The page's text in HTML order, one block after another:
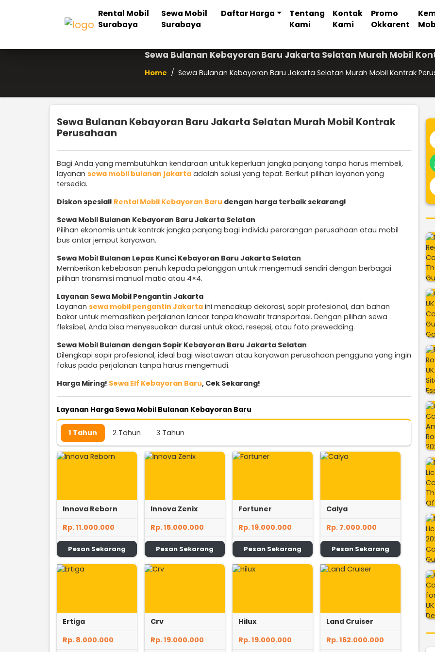
Rental Mobil
Surabaya
Sewa Mobil
Surabaya
Daftar Harga
Tentang
Kami
Kontak
Kami
Promo
Okkarent
Sewa Bulanan Kebayoran Baru Jakarta Selatan Murah Mobil
Home / Sewa Bulanan Kebayoran Baru Jakarta Selatan Murah Mobil Kontrak
Sewa Bulanan Kebayoran Baru Jakarta Selatan Murah Mobil Kontrak
Perusahaan
Bagi Anda yang membutuhkan kendaraan untuk keperluan jangka panjang tanpa harus membeli,
layanan sewa mobil bulanan jakarta adalah solusi yang tepat. Berikut pilihan layanan yang
tersedia.
Diskon spesial! Rental Mobil Kebayoran Baru dengan harga terbaik sekarang!
Sewa Mobil Bulanan Kebayoran Baru Jakarta Selatan
Pilihan ekonomis untuk kontrak jangka panjang bagi individu perorangan perusahaan atau mobil
bus antar jemput karyawan.
Sewa Mobil Bulanan Lepas Kunci Kebayoran Baru Jakarta Selatan
Memberikan kebebasan penuh kepada pelanggan untuk mengemudi sendiri dengan berbagai
pilihan transmisi manual matic atau 4×4.
Layanan Sewa Mobil Pengantin Jakarta
Layanan sewa mobil pengantin Jakarta ini mencakup dekorasi, sopir profesional, dan bahan
bakar untuk memastikan perjalanan lancar tanpa khawatir transportasi. Dengan pilihan sewa
fleksibel, Anda bisa menyesuaikan durasi untuk akad, resepsi, atau foto prewedding.
Sewa Mobil Bulanan dengan Sopir Kebayoran Baru Jakarta Selatan
Dilengkapi sopir profesional, ideal bagi wisatawan atau karyawan perusahaan pengguna yang ingin
fokus pada perjalanan tanpa harus mengemudi.
Harga Miring! Sewa Elf Kebayoran Baru, Cek Sekarang!
Layanan Harga Sewa Mobil Bulanan Kebayoran Baru
1 Tahun 2 Tahun 3 Tahun
Innova Reborn
Rp. 11.000.000
Pesan Sekarang
Innova Zenix
Rp. 15.000.000
Pesan Sekarang
Fortuner
Rp. 19.000.000
Pesan Sekarang
Calya
Rp. 7.000.000
Pesan Sekarang
Ertiga
Rp. 8.000.000
Crv
Rp. 19.000.000
Hilux
Rp. 19.000.000
Land Cruiser
Rp. 162.000.000